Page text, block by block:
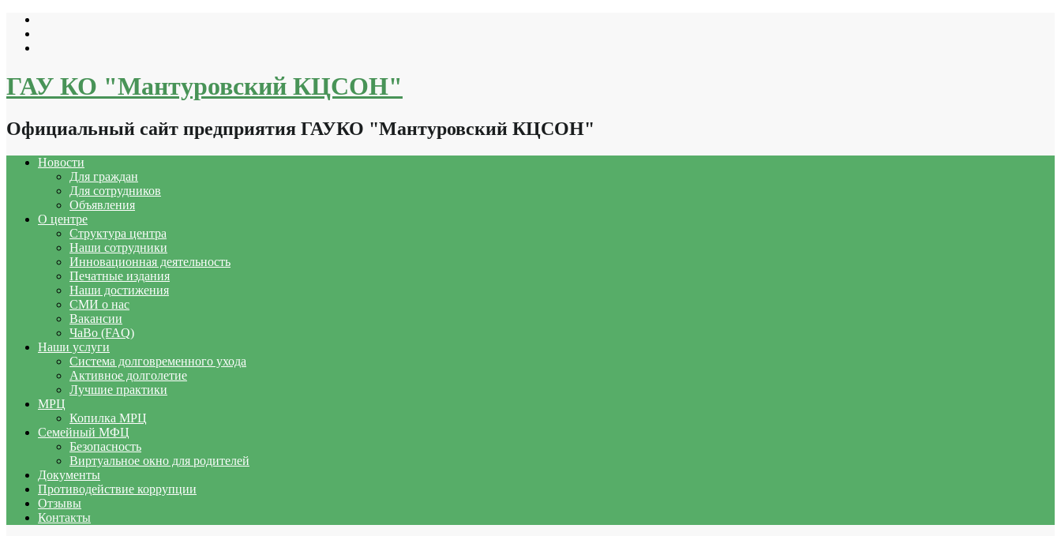
Перейти
содержимому
ГАУ КО "Мантуровский КЦСОН"
Официальный сайт предприятия ГАУКО "Мантуровский КЦСОН"
Новости
Для граждан
Для сотрудников
Объявления
О центре
Структура центра
Наши сотрудники
Инновационная деятельность
Печатные издания
Наши достижения
СМИ о нас
Вакансии
ЧаВо (FAQ)
Наши услуги
Система долговременного ухода
Активное долголетие
Лучшие практики
МРЦ
Копилка МРЦ
Семейный МФЦ
Безопасность
Виртуальное окно для родителей
Документы
Противодействие коррупции
Отзывы
Контакты